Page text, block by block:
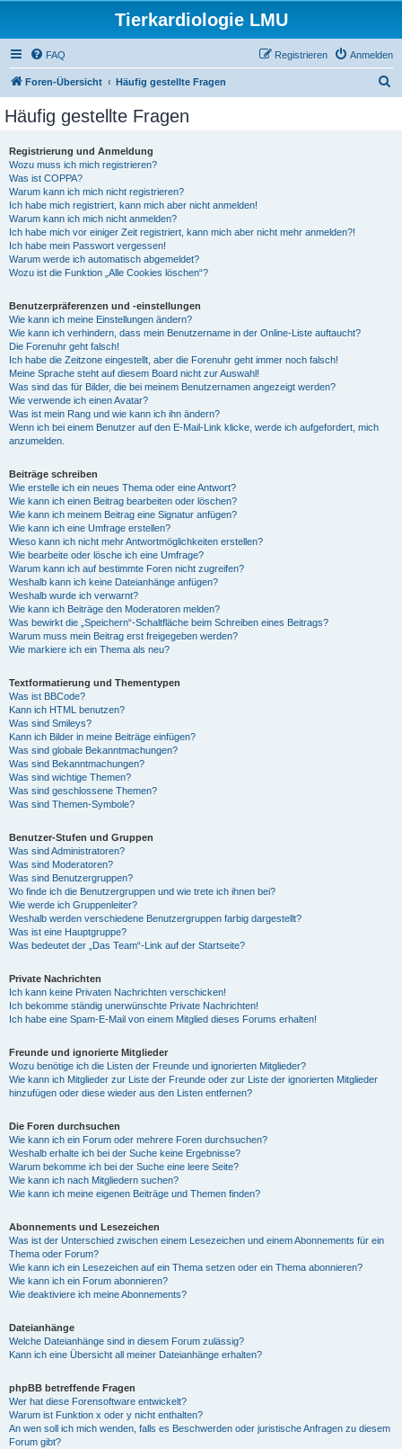
Tierkardiologie LMU
FAQ Anmelden
Registrieren
Foren-Übersicht Häufig gestellte Fragen
Häufig gestellte Fragen
Registrierung und Anmeldung
Wozu muss ich mich registrieren?
Was ist COPPA?
Warum kann ich mich nicht registrieren?
Ich habe mich registriert, kann mich aber nicht anmelden!
Warum kann ich mich nicht anmelden?
Ich habe mich vor einiger Zeit registriert, kann mich aber nicht mehr anmelden?!
Ich habe mein Passwort vergessen!
Warum werde ich automatisch abgemeldet?
Wozu ist die Funktion „Alle Cookies löschen“?
Benutzerpräferenzen und -einstellungen
Wie kann ich meine Einstellungen ändern?
Wie kann ich verhindern, dass mein Benutzername in der Online-Liste auftaucht?
Die Forenuhr geht falsch!
Ich habe die Zeitzone eingestellt, aber die Forenuhr geht immer noch falsch!
Meine Sprache steht auf diesem Board nicht zur Auswahl!
Was sind das für Bilder, die bei meinem Benutzernamen angezeigt werden?
Wie verwende ich einen Avatar?
Was ist mein Rang und wie kann ich ihn ändern?
Wenn ich bei einem Benutzer auf den E-Mail-Link klicke, werde ich aufgefordert, mich
anzumelden.
Beiträge schreiben
Wie erstelle ich ein neues Thema oder eine Antwort?
Wie kann ich einen Beitrag bearbeiten oder löschen?
Wie kann ich meinem Beitrag eine Signatur anfügen?
Wie kann ich eine Umfrage erstellen?
Wieso kann ich nicht mehr Antwortmöglichkeiten erstellen?
Wie bearbeite oder lösche ich eine Umfrage?
Warum kann ich auf bestimmte Foren nicht zugreifen?
Weshalb kann ich keine Dateianhänge anfügen?
Weshalb wurde ich verwarnt?
Wie kann ich Beiträge den Moderatoren melden?
Was bewirkt die „Speichern“-Schaltfläche beim Schreiben eines Beitrags?
Warum muss mein Beitrag erst freigegeben werden?
Wie markiere ich ein Thema als neu?
Textformatierung und Thementypen
Was ist BBCode?
Kann ich HTML benutzen?
Was sind Smileys?
Kann ich Bilder in meine Beiträge einfügen?
Was sind globale Bekanntmachungen?
Was sind Bekanntmachungen?
Was sind wichtige Themen?
Was sind geschlossene Themen?
Was sind Themen-Symbole?
Benutzer-Stufen und Gruppen
Was sind Administratoren?
Was sind Moderatoren?
Was sind Benutzergruppen?
Wo finde ich die Benutzergruppen und wie trete ich ihnen bei?
Wie werde ich Gruppenleiter?
Weshalb werden verschiedene Benutzergruppen farbig dargestellt?
Was ist eine Hauptgruppe?
Was bedeutet der „Das Team“-Link auf der Startseite?
Private Nachrichten
Ich kann keine Privaten Nachrichten verschicken!
Ich bekomme ständig unerwünschte Private Nachrichten!
Ich habe eine Spam-E-Mail von einem Mitglied dieses Forums erhalten!
Freunde und ignorierte Mitglieder
Wozu benötige ich die Listen der Freunde und ignorierten Mitglieder?
Wie kann ich Mitglieder zur Liste der Freunde oder zur Liste der ignorierten Mitglieder
hinzufügen oder diese wieder aus den Listen entfernen?
Die Foren durchsuchen
Wie kann ich ein Forum oder mehrere Foren durchsuchen?
Weshalb erhalte ich bei der Suche keine Ergebnisse?
Warum bekomme ich bei der Suche eine leere Seite?
Wie kann ich nach Mitgliedern suchen?
Wie kann ich meine eigenen Beiträge und Themen finden?
Abonnements und Lesezeichen
Was ist der Unterschied zwischen einem Lesezeichen und einem Abonnements für ein
Thema oder Forum?
Wie kann ich ein Lesezeichen auf ein Thema setzen oder ein Thema abonnieren?
Wie kann ich ein Forum abonnieren?
Wie deaktiviere ich meine Abonnements?
Dateianhänge
Welche Dateianhänge sind in diesem Forum zulässig?
Kann ich eine Übersicht all meiner Dateianhänge erhalten?
phpBB betreffende Fragen
Wer hat diese Forensoftware entwickelt?
Warum ist Funktion x oder y nicht enthalten?
An wen soll ich mich wenden, falls es Beschwerden oder juristische Anfragen zu diesem
Forum gibt?